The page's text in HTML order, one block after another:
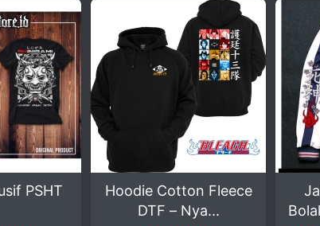
Cotton Fleece
Jaket Waterproof
Bolak-Balik Navy Me...